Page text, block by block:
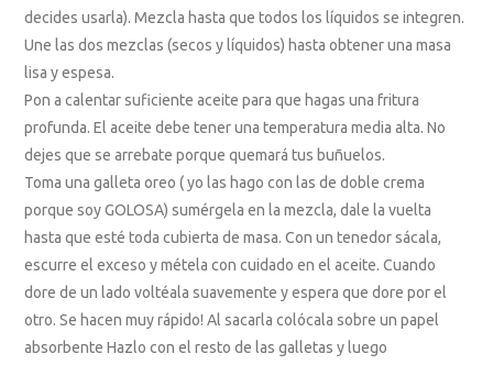
decides usarla). Mezcla hasta que todos los líquidos se integren.
Une las dos mezclas (secos y líquidos) hasta obtener una masa
lisa y espesa.
Pon a calentar suficiente aceite para que hagas una fritura
profunda. El aceite debe tener una temperatura media alta. No
dejes que se arrebate porque quemará tus buñuelos.
Toma una galleta oreo ( yo las hago con las de doble crema
porque soy GOLOSA) sumérgela en la mezcla, dale la vuelta
hasta que esté toda cubierta de masa. Con un tenedor sácala,
escurre el exceso y métela con cuidado en el aceite. Cuando
dore de un lado voltéala suavemente y espera que dore por el
otro. Se hacen muy rápido! Al sacarla colócala sobre un papel
absorbente Hazlo con el resto de las galletas y luego